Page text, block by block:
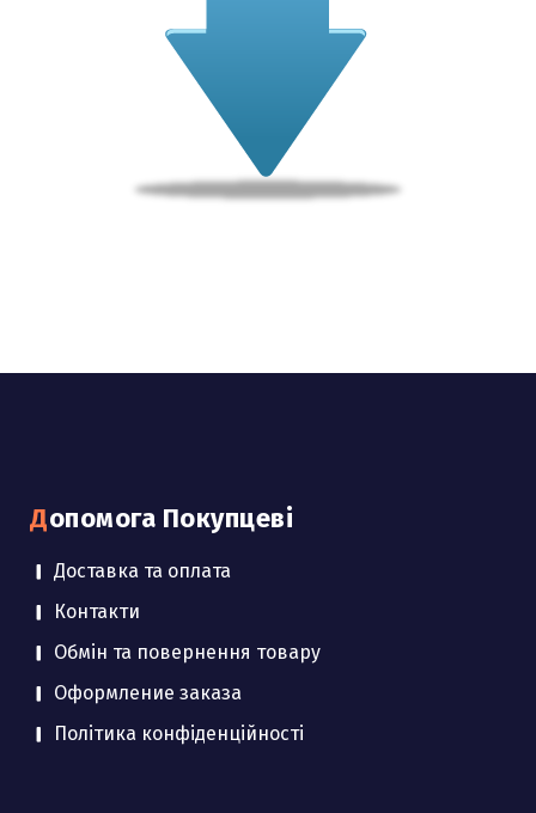
Допомога Покупцеві
Доставка та оплата
Контакти
Обмін та повернення товару
Оформление заказа
Політика конфіденційності